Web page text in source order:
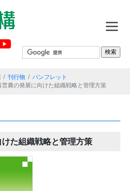
刊行物
パンフレット
営農の発展に向けた組織戦略と管理方策
た組織戦略と管理方策